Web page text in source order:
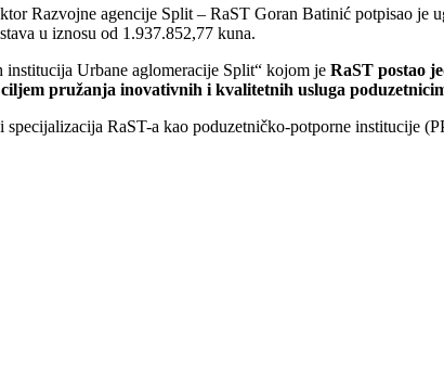
Razvojne agencije Split – RaST Goran Batinić potpisao je
u iznosu od 1.937.852,77 kuna.
Urbane aglomeracije Split“ kojom je RaST postao
pružanja inovativnih i kvalitetnih usluga
RaST-a kao poduzetničko-potporne institucije